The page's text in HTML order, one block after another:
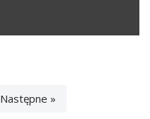
Następne »